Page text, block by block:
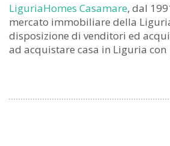
LiguriaHomes Casamare, dal
mercato immobiliare della
disposizione di venditori ed
ad acquistare casa in Liguria